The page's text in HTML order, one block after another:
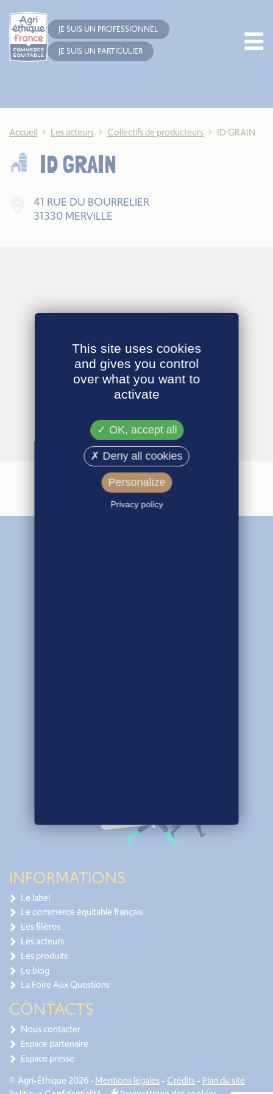
JE SUIS UN PROFESSIONNEL
JE SUIS UN PARTICULIER
Accueil Les acteurs Collectifs de producteurs ID GRAIN
ID GRAIN
41 RUE DU BOURRELIER
31330 MERVILLE
INFORMATIONS
Le label
Le commerce équitable français
Les filières
Les acteurs
Les produits
Le blog
La Foire Aux Questions
CONTACTS
Nous contacter
Espace partenaire
Espace presse
© Agri-Éthique 2026 •Mentions légales- Crédits- Plan du site
This site uses cookies
and gives you control
over what you want to
activate
OK, accept all
Deny all cookies
Personalize
Privacy policy